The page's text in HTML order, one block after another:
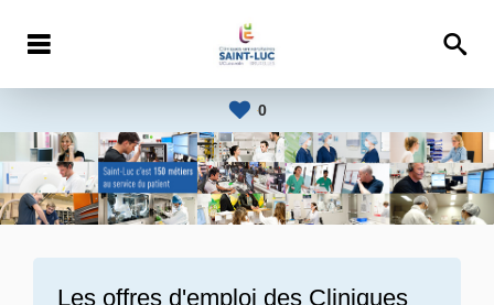
0
Les offres d'emploi des Cliniques